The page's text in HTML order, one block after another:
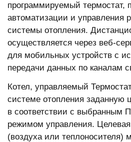
программируемый термостат,
автоматизации и управления
системы отопления.
осуществляется через веб-
для мобильных устройств с
передачи данных по каналам
Котел, управляемый
системе отопления заданную
в соответствии с выбранным
режимом управления.
(воздуха или теплоносителя)